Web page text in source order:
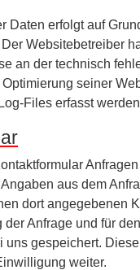
Daten erfolgt auf
Websitebetreiber
an der technisch
seiner
Files erfasst
aus dem
dort angegebenen
Anfrage und für
uns gespeichert.
weiter.